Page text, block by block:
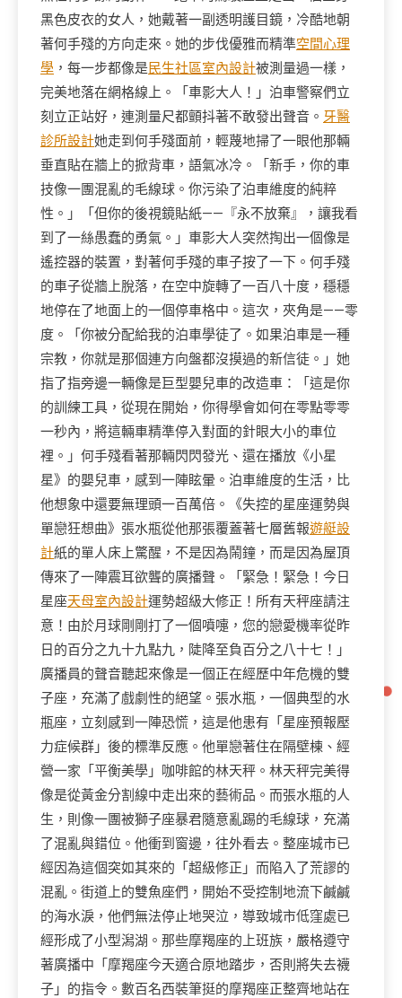
黑色皮衣的女人，她戴著一副透明護目鏡，冷酷地朝
著何手殘的方向走來。她的步伐優雅而精準空間心理
學 ，每一步都像是民生社區室內設計被測量過一樣，
完美地落在網格線上。「車影大人！」泊車警察們立
刻立正站好，連測量尺都顫抖著不敢發出聲音。 牙醫
診所設計她走到何手殘面前，輕蔑地掃了一眼他那輛
垂直貼在牆上的掀背車，語氣冰冷。「新手，你的車
技像一團混亂的毛線球。你污染了泊車維度的純粹
性。」「但你的後視鏡貼紙——『永不放棄』，讓我看
到了一絲愚蠢的勇氣。」車影大人突然掏出一個像是
遙控器的裝置，對著何手殘的車子按了一下。何手殘
的車子從牆上脫落，在空中旋轉了一百八十度，穩穩
地停在了地面上的一個停車格中。這次，夾角是——零
度。「你被分配給我的泊車學徒了。如果泊車是一種
宗教，你就是那個連方向盤都沒摸過的新信徒。」她
指了指旁邊一輛像是巨型嬰兒車的改造車：「這是你
的訓練工具，從現在開始，你得學會如何在零點零零
一秒內，將這輛車精準停入對面的針眼大小的車位
裡。」何手殘看著那輛閃閃發光、還在播放《小星
星》的嬰兒車，感到一陣眩暈。泊車維度的生活，比
他想象中還要無理頭一百萬倍。《失控的星座運勢與
單戀狂想曲》張水瓶從他那張覆蓋著七層舊報遊艇設
計紙的單人床上驚醒，不是因為鬧鐘，而是因為屋頂
傳來了一陣震耳欲聾的廣播聲。「緊急！緊急！今日
星座天母室內設計運勢超級大修正！所有天秤座請注
意！由於月球剛剛打了一個噴嚏，您的戀愛機率從昨
日的百分之九十九點九，陡降至負百分之八十七！」
廣播員的聲音聽起來像是一個正在經歷中年危機的雙
子座，充滿了戲劇性的絕望。張水瓶，一個典型的水
瓶座，立刻感到一陣恐慌，這是他患有「星座預報壓
力症候群」後的標準反應。他單戀著住在隔壁棟、經
營一家「平衡美學」咖啡館的林天秤。林天秤完美得
像是從黃金分割線中走出來的藝術品。而張水瓶的人
生，則像一團被獅子座暴君隨意亂踢的毛線球，充滿
了混亂與錯位。他衝到窗邊，往外看去。整座城市已
經因為這個突如其來的「超級修正」而陷入了荒謬的
混亂。街道上的雙魚座們，開始不受控制地流下鹹鹹
的海水淚，他們無法停止地哭泣，導致城市低窪處已
經形成了小型潟湖。那些摩羯座的上班族，嚴格遵守
著廣播中「摩羯座今天適合原地踏步，否則將失去襪
子」的指令。數百名西裝筆挺的摩羯座正整齊地站在